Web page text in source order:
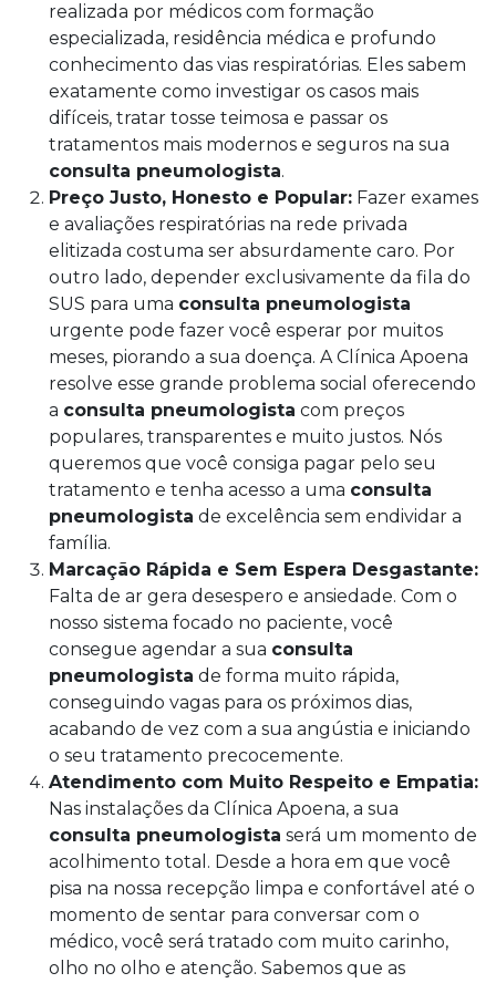
realizada por médicos com formação
especializada, residência médica e profundo
conhecimento das vias respiratórias. Eles sabem
exatamente como investigar os casos mais
difíceis, tratar tosse teimosa e passar os
tratamentos mais modernos e seguros na sua
consulta pneumologista.
Preço Justo, Honesto e Popular: Fazer exames
e avaliações respiratórias na rede privada
elitizada costuma ser absurdamente caro. Por
outro lado, depender exclusivamente da fila do
SUS para uma consulta pneumologista
urgente pode fazer você esperar por muitos
meses, piorando a sua doença. A Clínica Apoena
resolve esse grande problema social oferecendo
a consulta pneumologista com preços
populares, transparentes e muito justos. Nós
queremos que você consiga pagar pelo seu
tratamento e tenha acesso a uma consulta
pneumologista de excelência sem endividar a
família.
Marcação Rápida e Sem Espera Desgastante:
Falta de ar gera desespero e ansiedade. Com o
nosso sistema focado no paciente, você
consegue agendar a sua consulta
pneumologista de forma muito rápida,
conseguindo vagas para os próximos dias,
acabando de vez com a sua angústia e iniciando
o seu tratamento precocemente.
Atendimento com Muito Respeito e Empatia:
Nas instalações da Clínica Apoena, a sua
consulta pneumologista será um momento de
acolhimento total. Desde a hora em que você
pisa na nossa recepção limpa e confortável até o
momento de sentar para conversar com o
médico, você será tratado com muito carinho,
olho no olho e atenção. Sabemos que as